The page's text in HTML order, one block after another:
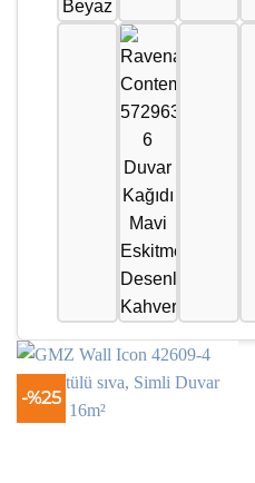
-%25